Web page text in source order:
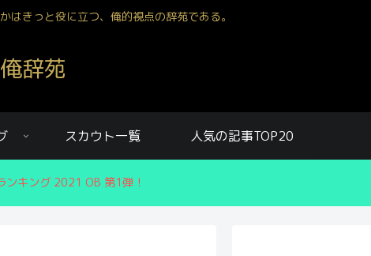
はきっと役に立つ、俺的視点の辞苑である。
俺辞苑
スカウト一覧 人気の記事TOP20
ンキング 2021 OB 第1弾！